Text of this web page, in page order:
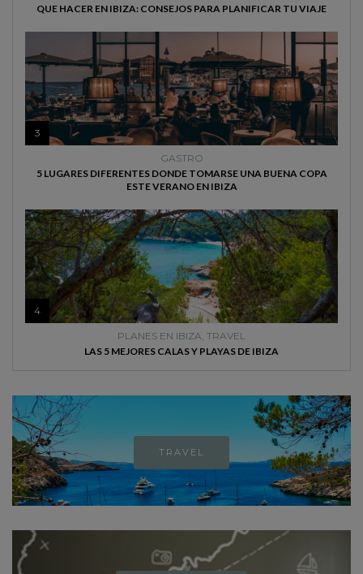
QUE HACER EN IBIZA: CONSEJOS PARA PLANIFICAR TU VIAJE
3
GASTRO
5 LUGARES DIFERENTES DONDE TOMARSE UNA BUENA COPA
ESTE VERANO EN IBIZA
4
PLANES EN IBIZA TRAVEL
LAS 5 MEJORES CALAS Y PLAYAS DE IBIZA
TRAVEL